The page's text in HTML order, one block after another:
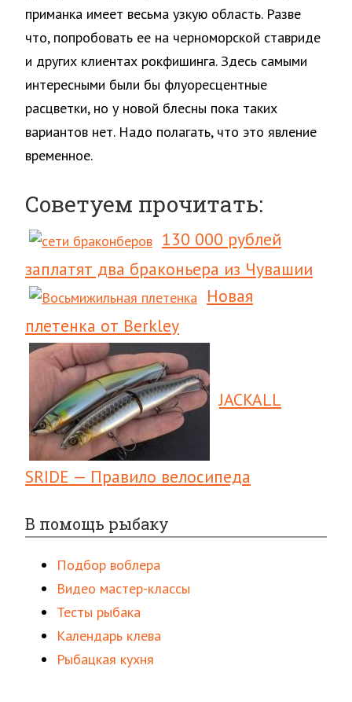
приманка имеет весьма узкую область. Разве
что, попробовать ее на черноморской ставриде
и других клиентах рокфишинга. Здесь самыми
интересными были бы флуоресцентные
расцветки, но у новой блесны пока таких
вариантов нет. Надо полагать, что это явление
временное.
Советуем прочитать:
130 000 рублей
заплатят два браконьера из Чувашии
Новая
плетенка от Berkley
JACKALL
SRIDE — Правило велосипеда
В помощь рыбаку
Подбор воблера
Видео мастер-классы
Тесты рыбака
Календарь клева
Рыбацкая кухня